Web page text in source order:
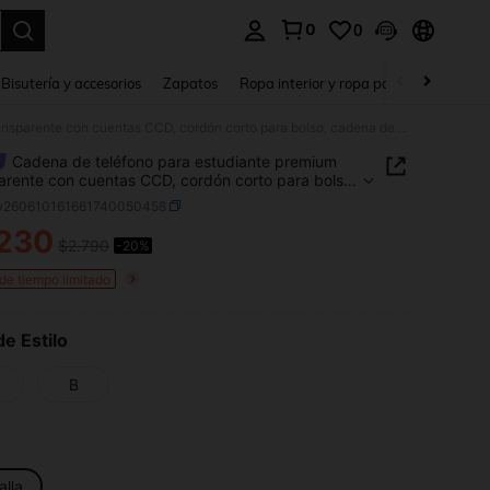
0 0
Bisutería y accesorios Zapatos Ropa interior y ropa para dormir
Cadena de teléfono para estudiante premium
con cuentas CCD, cordón corto para bolso,
AND AVAILABILITY
-20%
tiempo limitado
Estilo
B